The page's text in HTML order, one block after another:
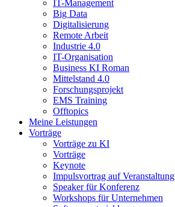
IT-Management
Big Data
Digitalisierung
Remote Arbeit
Industrie 4.0
IT-Organisation
Business KI Roman
Mittelstand 4.0
Forschungsprojekt
EMS Training
Offtopics
Meine Leistungen
Vorträge
Vorträge zu KI
Vorträge
Keynote
Impulsvortrag auf Veranstaltung
Speaker für Konferenz
Workshops für Unternehmen